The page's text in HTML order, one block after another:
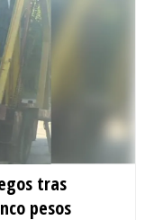
tras
pesos